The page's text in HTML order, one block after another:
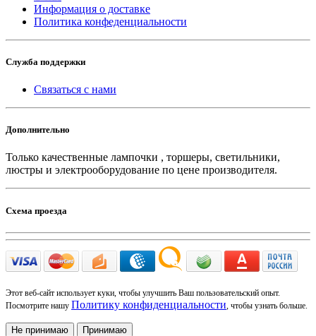
Информация о доставке
Политика конфеденциальности
Служба поддержки
Связаться с нами
Дополнительно
Только качественные лампочки , торшеры, светильники,
люстры и электрооборудование по цене производителя.
Схема проезда
Этот веб-сайт использует куки, чтобы улучшить Ваш пользовательский опыт.
Посмотрите нашу Политику конфиденциальности, чтобы узнать больше.
Не принимаю Принимаю